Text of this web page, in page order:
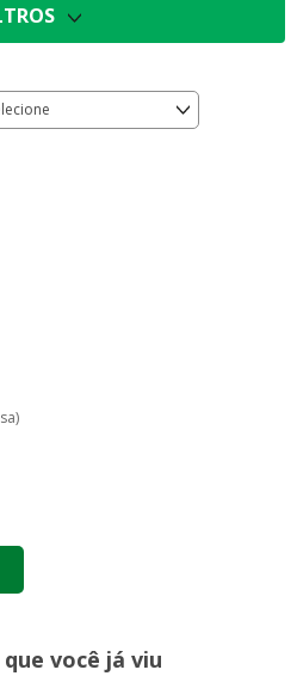
você já viu